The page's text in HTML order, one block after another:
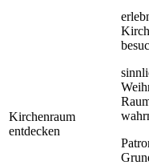
Kirchenraum
entdecken